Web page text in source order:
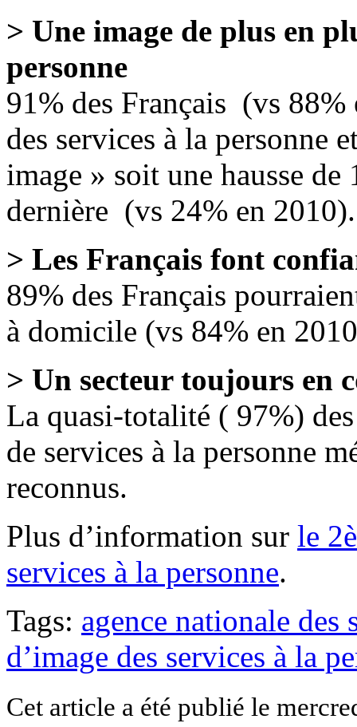
> Une image de plus en
personne
91% des Français (vs
des services à la personne
image » soit une hausse de
dernière (vs 24% en 2010).
> Les Français font
89% des Français
à domicile (vs 84% en
> Un secteur toujours en
La quasi-totalité ( 97%)
de services à la personne
reconnus.
Plus d’information sur le
services à la personne.
Tags: agence nationale des
d’image des services à la
Cet article a été publié le